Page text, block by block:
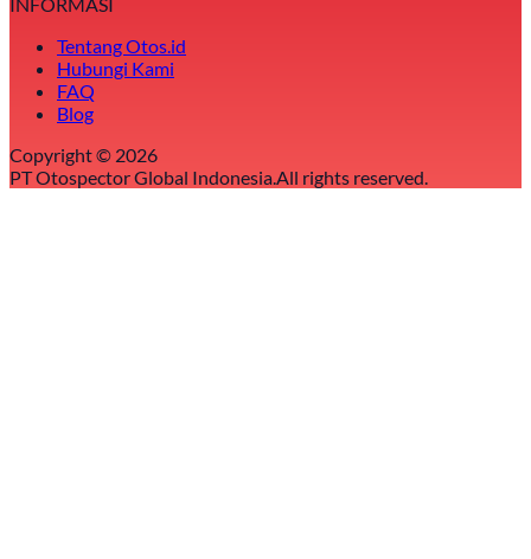
INFORMASI
Tentang Otos.id
Hubungi Kami
FAQ
Blog
Copyright © 2026
PT Otospector Global Indonesia.All rights reserved.